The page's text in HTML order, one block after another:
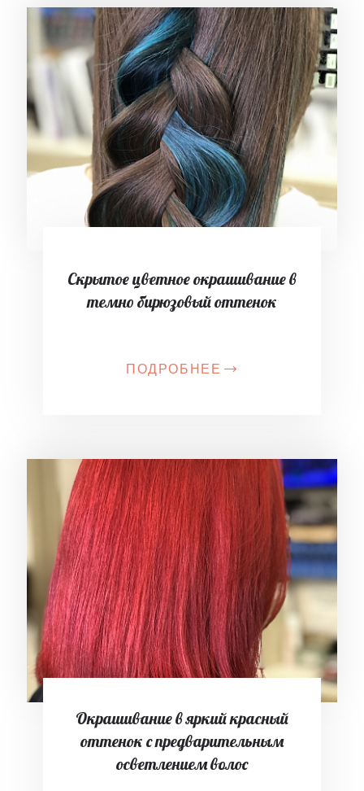
Скрытое цветное окрашивание в
темно бирюзовый оттенок
ПОДРОБНЕЕ
Окрашивание в яркий красный
оттенок с предварительным
осветлением волос